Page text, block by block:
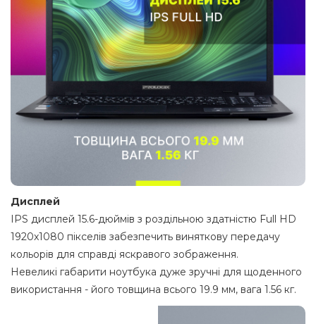
Дисплей
IPS дисплей 15.6-дюймів з роздільною здатністю Full HD
1920x1080 пікселів забезпечить виняткову передачу
кольорів для справді яскравого зображення.
Невеликі габарити ноутбука дуже зручні для щоденного
використання - його товщина всього 19.9 мм, вага 1.56 кг.